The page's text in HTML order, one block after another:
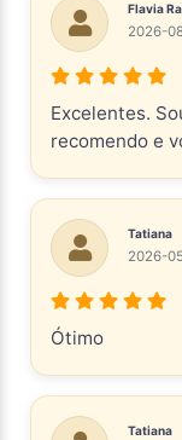
Flavia
2026-
Excelentes.
recomendo e
Tatiana
2026-
Ótimo
Tatiana